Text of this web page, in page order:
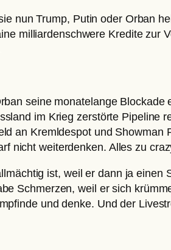
nun Trump, Putin oder Orban
milliardenschwere Kredite zur
seine monatelange
im Krieg zerstörte Pipeline
an Kremldespot und
nicht weiterdenken. Alles zu
ist, weil er dann ja
Schmerzen, weil er sich
und denke. Und der